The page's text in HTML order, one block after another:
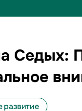
Седых:
развитие